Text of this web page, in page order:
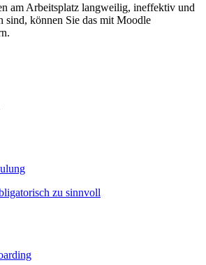
am Arbeitsplatz langweilig, ineffektiv und
sind, können Sie das mit Moodle
zu sinnvoll